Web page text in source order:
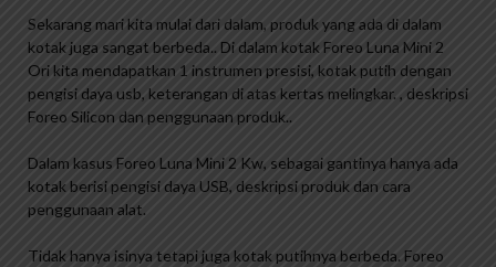
Sekarang mari kita mulai dari dalam, produk yang ada di dalam
kotak juga sangat berbeda.. Di dalam kotak Foreo Luna Mini 2
Ori kita mendapatkan 1 instrumen presisi, kotak putih dengan
pengisi daya usb, keterangan di atas kertas melingkar. , deskripsi
Foreo Silicon dan penggunaan produk..
Dalam kasus Foreo Luna Mini 2 Kw, sebagai gantinya hanya ada
kotak berisi pengisi daya USB, deskripsi produk dan cara
penggunaan alat.
Tidak hanya isinya tetapi juga kotak putihnya berbeda. Foreo